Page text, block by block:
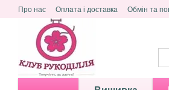
Перейти до основного контенту
Про нас Оплата і доставка Обмін та
Політика конфіденційності